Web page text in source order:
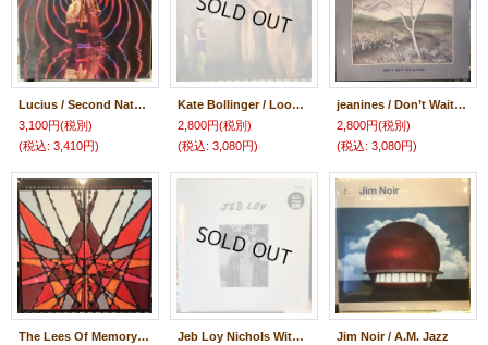
Lucius / Second Nature
3,100円(税別)
(税込: 3,410円)
Kate Bollinger / Look At It In The Light
2,800円(税別)
(税込: 3,080円)
jeanines / Don’t Wait For A Sign
2,800円(税別)
(税込: 3,080円)
The Lees Of Memory / Unnecessary Evil
Jeb Loy Nichols With Cold Diamond & Mink / Jeb Loy
Jim Noir / A.M. Jazz